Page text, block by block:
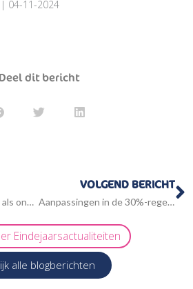
04-11-2024
Deel dit bericht
Paardenaccommodatie als onderdeel van de eigen woning?
VOLGEND BERICHT
Aanpassingen in de 30%-regeling
Eindejaarsactualiteiten
alle blogberichten